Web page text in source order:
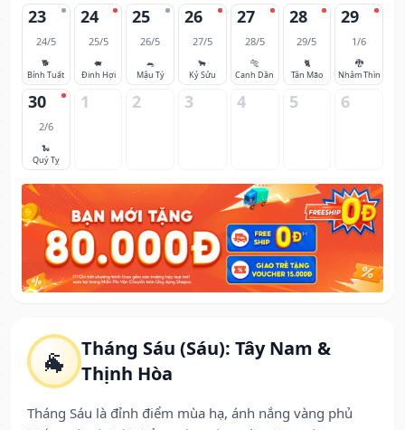
🐐
Tháng Sáu (Sáu): Tây Nam &
Thịnh Hòa
Tháng Sáu là đỉnh điểm mùa hạ, ánh nắng vàng phủ
23
24/5
🐕
Bính Tuất
24
25/5
🐖
Đinh Hợi
25
26/5
🐀
Mậu Tý
26
27/5
🐂
Kỷ Sửu
27
28/5
🐅
Canh Dần
28
29/5
🐈
Tân Mão
29
1/6
🐉
Nhâm Thìn
30
2/6
🐍
Quý Tỵ
1 2 3 4 5 6